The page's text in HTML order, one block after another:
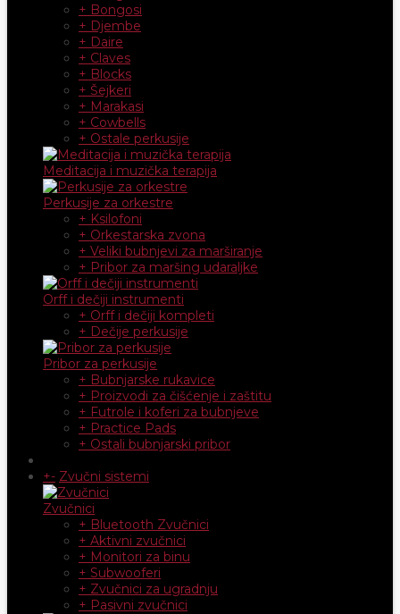
+ Bongosi
+ Djembe
+ Daire
+ Claves
+ Blocks
+ Šejkeri
+ Marakasi
+ Cowbells
+ Ostale perkusije
Meditacija i muzička terapija
Perkusije za orkestre
+ Ksilofoni
+ Orkestarska zvona
+ Veliki bubnjevi za marširanje
+ Pribor za maršing udaraljke
Orff i dečiji instrumenti
+ Orff i dečiji kompleti
+ Dečije perkusije
Pribor za perkusije
+ Bubnjarske rukavice
+ Proizvodi za čišćenje i zaštitu
+ Futrole i koferi za bubnjeve
+ Practice Pads
+ Ostali bubnjarski pribor
+- Zvučni sistemi
Zvučnici
+ Bluetooth Zvučnici
+ Aktivni zvučnici
+ Monitori za binu
+ Subwooferi
+ Zvučnici za ugradnju
+ Pasivni zvučnici